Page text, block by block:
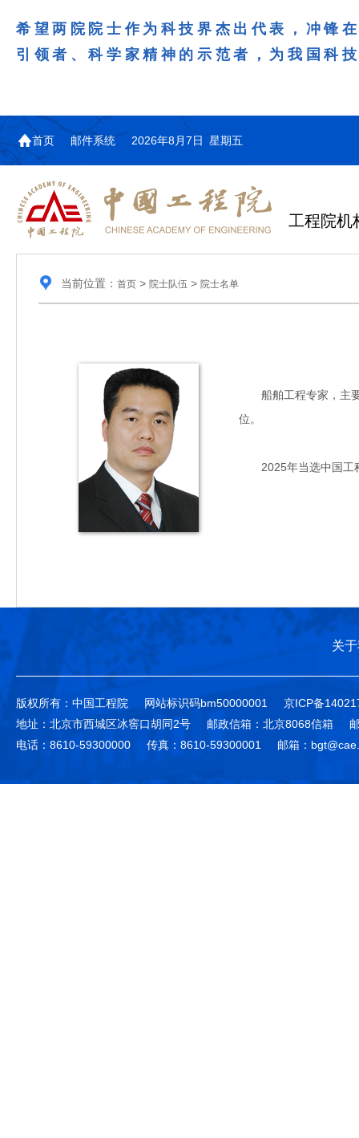
希望两院院士作为科技界杰出代表，冲锋
引领者、科学家精神的示范者，为我国科
首页 邮件系统 2026年8月7日 星期五
工程院机
当前位置： 首页> 院士队伍 > 院士名单
船舶工程专家，主要
位。
2025年当选中国工
关
版权所有：中国工程院 网站标识码bm50000001
京ICP备
地址：北京市西城区冰窖口胡同2号
邮政信箱：北京8068信箱
电话：8610-59300000
传真：8610-59300001 邮箱：